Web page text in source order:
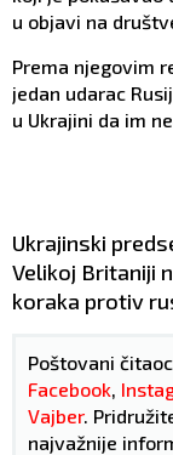
u objavi na
Prema njegovim
jedan udarac
u Ukrajini da im
Ukrajinski
Velikoj Britaniji
koraka protiv
Poštovani
Facebook
Vajber.
najvažnije